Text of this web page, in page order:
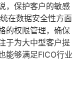
，保护客户的敏感
在数据安全性方面
的权限管理，确保
于为大中型客户提
能够满足FICO行业